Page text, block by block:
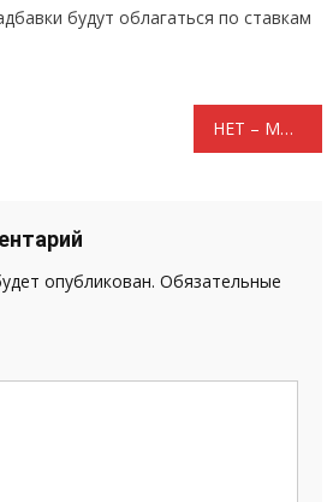
будут облагаться по ставкам
НЕТ – МУНИЦИПАЛЬНОМУ ФИЛЬТРУ!
опубликован. Обязательные